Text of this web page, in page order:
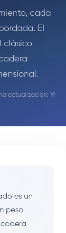
cada
El
clásico
actualización: 19
es un
peso